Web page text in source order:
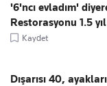
'6'ncı evladım'
Restorasyonu 1.5
Kaydet
Dışarısı 40,